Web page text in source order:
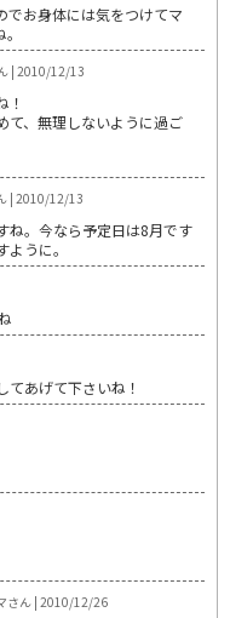
でお身体には気をつけてマ
| 2010/12/13
！
て、無理しないように過ご
| 2010/12/13
ね。今なら予定日は8月です
うに。
あげて下さいね！
さん | 2010/12/26